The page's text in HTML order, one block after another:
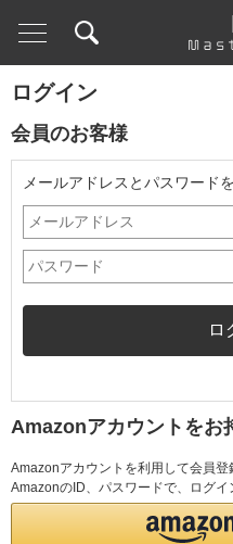
ログイン
会員のお客様
メールアドレスとパスワード
Amazonアカウントをお
Amazonアカウントを利用して会員登
AmazonのID、パスワードで、ログイ